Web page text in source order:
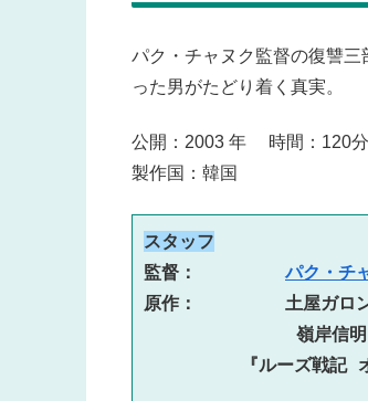
パク・チャヌク監督の復讐
った男がたどり着く真実。
公開：2003 年 時間：
製作国：韓国
スタッフ
監督： パク・チ
原作：　　　　　土屋ガロ
嶺岸信明